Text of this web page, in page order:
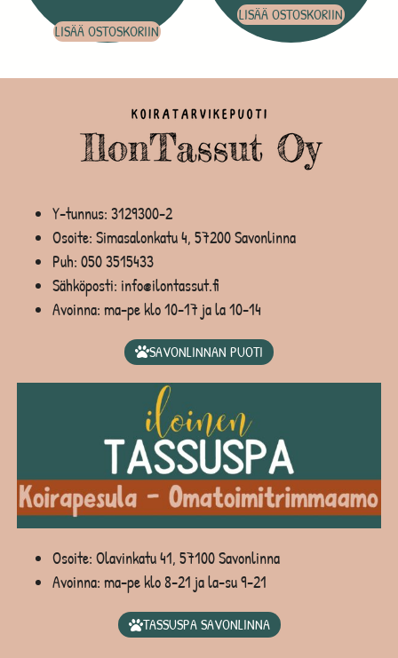
LISÄÄ OSTOSKORIIN
LISÄÄ OSTOSKORIIN
Y-tunnus: 3129300-2
Osoite: Simasalonkatu 4, 57200 Savonlinna
Puh: 050 3515433
Sähköposti: info@ilontassut.fi
Avoinna: ma-pe klo 10-17 ja la 10-14
SAVONLINNAN PUOTI
Osoite: Olavinkatu 41, 57100 Savonlinna
Avoinna: ma-pe klo 8-21 ja la-su 9-21
TASSUSPA SAVONLINNA